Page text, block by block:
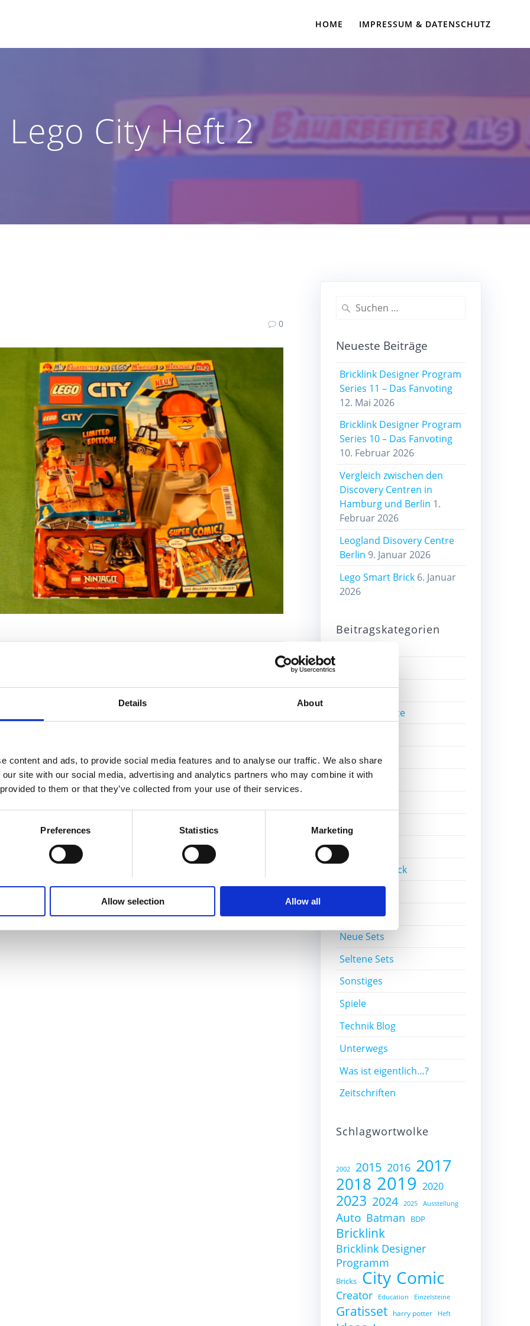
Details About
content and ads, to provide social media features and to analyse our traffic. We also share
site with our social media, advertising and analytics partners who may combine it with
to them or that they’ve collected from your use of their services.
Preferences Statistics Marketing
Allow selection Allow all
HOME IMPRESSUM & DATENSCHUTZ
Lego City Heft 2
0
als Minifigur gab es auch fünf Sammelkarten für Ninjago.
Heft
Nächster
Beitrag:
The Lego Batman Heft 1
Suchen
Neueste Beiträge
Bricklink Designer Program
Series 11 – Das Fanvoting
12. Mai 2026
Bricklink Designer Program
Series 10 – Das Fanvoting
10. Februar 2026
Vergleich zwischen den
Discovery Centren in
Hamburg und Berlin 1.
Februar 2026
Leogland Disovery Centre
Berlin 9. Januar 2026
Lego Smart Brick 6. Januar
2026
Beitragskategorien
Bricklink
Bricks4Science
Einzelsteine
Film
Ideas
Kiddicraft
Lego Ideas Pick
Nerd-Wissen
Neue Sets
Seltene Sets
Sonstiges
Spiele
Technik Blog
Unterwegs
Was ist eigentlich…?
Zeitschriften
Schlagwortwolke
2002 2015 2016 2017
2018 2019 2020
2023 2024 2025 Ausstellung
Auto Batman BDP
Bricklink
Bricklink Designer
Programm
Bricks City Comic
Creator Education Einzelsteine
Gratisset harry potter Heft